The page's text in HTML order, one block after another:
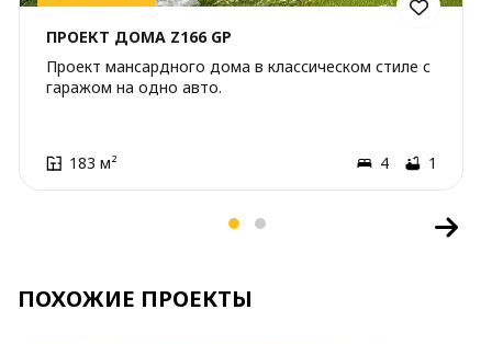
ПРОЕКТ ДОМА Z166 GP
Проект мансардного дома в классическом стиле с
гаражом на одно авто.
183 м² 4 1
ПОХОЖИЕ ПРОЕКТЫ